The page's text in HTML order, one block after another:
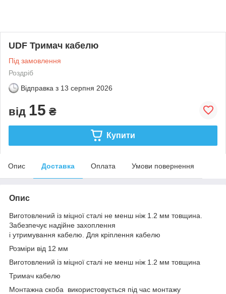
UDF Тримач кабелю
Під замовлення
Роздріб
Відправка з 13 серпня 2026
від 15 ₴
Купити
Опис Доставка Оплата Умови повернення
Опис
Виготовлений із міцної сталі не менш ніж 1.2 мм товщина.
Забезпечує надійне захоплення
і утримування кабелю. Для кріплення кабелю
Розміри від 12 мм
Виготовлений із міцної сталі не менш ніж 1.2 мм товщина
Тримач кабелю
Монтажна скоба використовується під час монтажу